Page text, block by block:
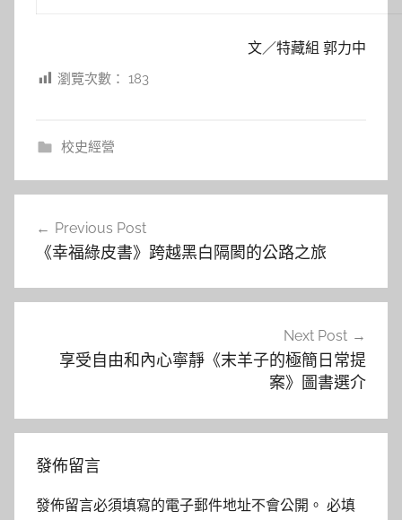
文／特藏組 郭力中
瀏覽次數： 183
校史經營
覽
Previous Post
《幸福綠皮書》跨越黑白隔閡的公路之旅
Next Post
享受自由和內心寧靜《末羊子的極簡日常提
案》圖書選介
發佈留言
發佈留言必須填寫的電子郵件地址不會公開。 必填